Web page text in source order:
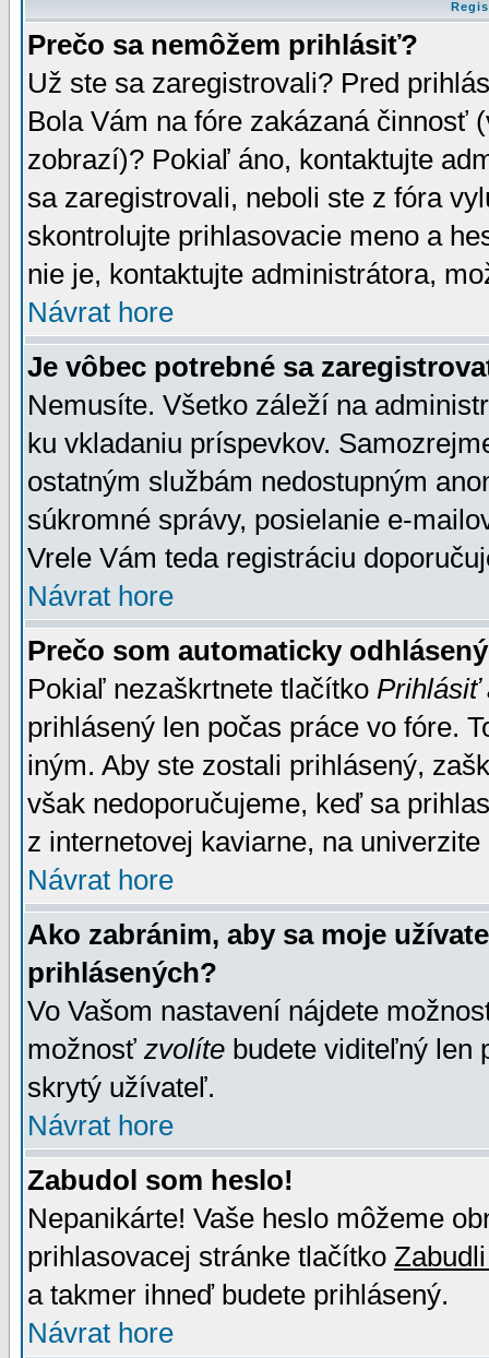
Prečo sa nemôžem prihlásiť?
Už ste sa zaregistrovali? Pred
Bola Vám na fóre zakázaná činnosť
zobrazí)? Pokiaľ áno, kontaktujte
sa zaregistrovali, neboli ste z fóra
skontrolujte prihlasovacie meno a
nie je, kontaktujte administrátora,
Návrat hore
Je vôbec potrebné sa
Nemusíte. Všetko záleží na
ku vkladaniu príspevkov.
ostatným službám nedostupným
súkromné správy, posielanie e-
Vrele Vám teda registráciu
Návrat hore
Prečo som automaticky
Pokiaľ nezaškrtnete tlačítko Prihlásiť
prihlásený len počas práce vo fóre.
iným. Aby ste zostali prihlásený,
však nedoporučujeme, keď sa
z internetovej kaviarne, na univerzite
Návrat hore
Ako zabránim, aby sa moje
prihlásených?
Vo Vašom nastavení nájdete
možnosť zvolíte budete viditeľný len
skrytý užívateľ.
Návrat hore
Zabudol som heslo!
Nepanikárte! Vaše heslo môžeme
prihlasovacej stránke tlačítko
a takmer ihneď budete prihlásený.
Návrat hore